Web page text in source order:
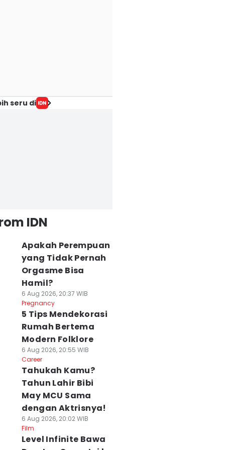
seru di
IDN
Apakah Perempuan
yang Tidak Pernah
Orgasme Bisa
Hamil?
6 Aug 2026, 20:37 WIB
Pregnancy
5 Tips Mendekorasi
Rumah Bertema
Modern Folklore
6 Aug 2026, 20:55 WIB
Career
Tahukah Kamu?
Tahun Lahir Bibi
May MCU Sama
dengan Aktrisnya!
6 Aug 2026, 20:02 WIB
Film
Level Infinite Bawa